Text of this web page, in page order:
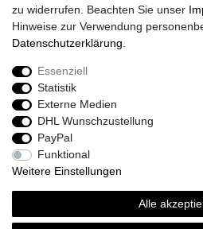
Zahlung und Versand
Sport-Versand24 Community
zu widerrufen. Beachten Sie unser
Hinweise zur Verwendung
Daten­schutz­erklärung
Essenziell
Statistik
Externe Medien
DHL Wunschzustellung
PayPal
Funktional
Weitere Einstellungen
Alle